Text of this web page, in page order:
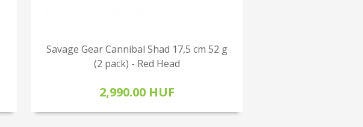
Savage Gear Cannibal Shad 17,5 cm 52 g
(2 pack) - Red Head
2,990.00 HUF